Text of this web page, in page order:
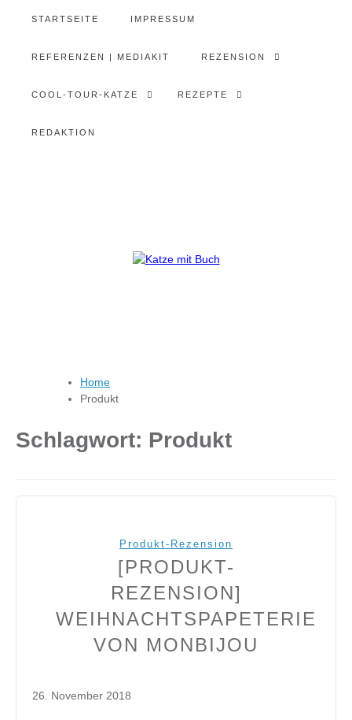
STARTSEITE IMPRESSUM
REFERENZEN | MEDIAKIT REZENSION
COOL-TOUR-KATZE REZEPTE
REDAKTION
Home
Produkt
Schlagwort: Produkt
Produkt-Rezension
[PRODUKT-
REZENSION]
WEIHNACHTSPAPETERIE
VON MONBIJOU
26. November 2018